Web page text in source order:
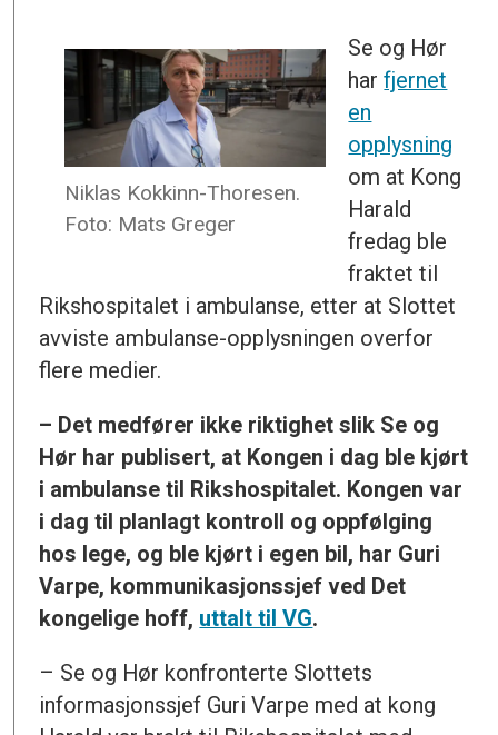
Niklas Kokkinn-Thoresen.
Foto: Mats Greger
Se og Hør
harfjernet
en
opplysning
om at Kong
Harald
fredag ble
fraktet til
Rikshospitalet i ambulanse, etter at Slottet
avviste ambulanse-opplysningen overfor
flere medier.
– Det medfører ikke riktighet slik Se og
Hør har publisert, at Kongen i dag ble kjørt
i ambulanse til Rikshospitalet. Kongen var
i dag til planlagt kontroll og oppfølging
hos lege, og ble kjørt i egen bil, har Guri
Varpe, kommunikasjonssjef ved Det
kongelige hoff, uttalt til VG.
– Se og Hør konfronterte Slottets
informasjonssjef Guri Varpe med at kong